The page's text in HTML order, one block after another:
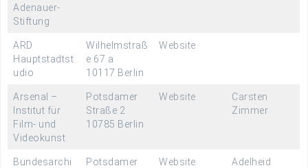
Adenauer-
Stiftung
ARD
Hauptstadtst
udio
Wilhelmstraß
e 67 a
10117 Berlin
Website
Arsenal –
Institut für
Film- und
Videokunst
Potsdamer
Straße 2
10785 Berlin
Website
Carsten
Zimmer
Bundesarchi
Potsdamer
Website
Adelheid